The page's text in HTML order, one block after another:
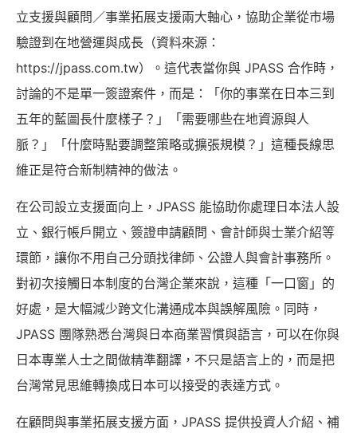
立支援與顧問／事業拓展支援兩大軸心，協助企業從市場
驗證到在地營運與成長（資料來源：
https://jpass.com.tw）。這代表當你與 JPASS 合作時，
討論的不是單一簽證案件，而是：「你的事業在日本三到
五年的藍圖長什麼樣子？」「需要哪些在地資源與人
脈？」「什麼時點要調整策略或擴張規模？」這種長線思
維正是符合新制精神的做法。
在公司設立支援面向上，JPASS 能協助你處理日本法人設
立、銀行帳戶開立、簽證申請顧問、會計師與士業介紹等
環節，讓你不用自己分頭找律師、公證人與會計事務所。
對初次接觸日本制度的台灣企業來說，這種「一口窗」的
好處，是大幅減少跨文化溝通成本與誤解風險。同時，
JPASS 團隊熟悉台灣與日本商業習慣與語言，可以在你與
日本專業人士之間做精準翻譯，不只是語言上的，而是把
台灣常見思維轉換成日本可以接受的表達方式。
在顧問與事業拓展支援方面，JPASS 提供投資人介紹、補